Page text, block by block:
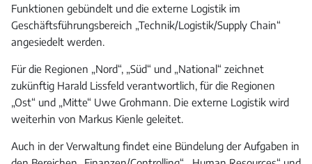
Funktionen gebündelt und die externe Logistik im
Geschäftsführungsbereich „Technik/Logistik/Supply Chain“
angesiedelt werden.
Für die Regionen „Nord“, „Süd“ und „National“ zeichnet
zukünftig Harald Lissfeld verantwortlich, für die Regionen
„Ost“ und „Mitte“ Uwe Grohmann. Die externe Logistik wird
weiterhin von Markus Kienle geleitet.
Auch in der Verwaltung findet eine Bündelung der Aufgaben in